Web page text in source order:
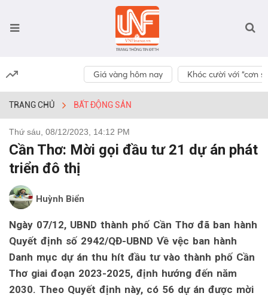
Giá vàng hôm nay Khóc cười với “cơn
TRANG CHỦ BẤT ĐỘNG SẢN
Thứ sáu, 08/12/2023, 14:12 PM
Cần Thơ: Mời gọi đầu tư 21 dự án phát
triển đô thị
Huỳnh Biển
Ngày 07/12, UBND thành phố Cần Thơ đã ban hành
Quyết định số 2942/QĐ-UBND Về vệc ban hành
Danh mục dự án thu hít đầu tư vào thành phố Cần
Thơ giai đoạn 2023-2025, định hướng đến năm
2030. Theo Quyết định này, có 56 dự án được mời